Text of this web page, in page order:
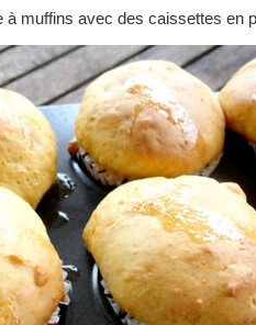
à muffins avec des caissettes en